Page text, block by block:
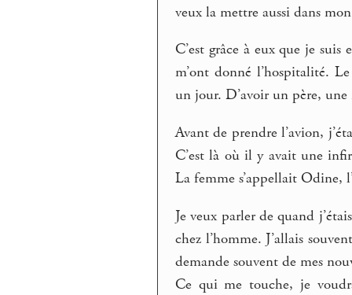
veux la mettre aussi dans
C’est grâce à eux que je
m’ont donné l’hospitalité.
un jour. D’avoir un père, une
Avant de prendre l’avion,
C’est là où il y avait une
La femme s’appellait Odine,
Je veux parler de quand
chez l’homme. J’allais
demande souvent de mes
Ce qui me touche, je